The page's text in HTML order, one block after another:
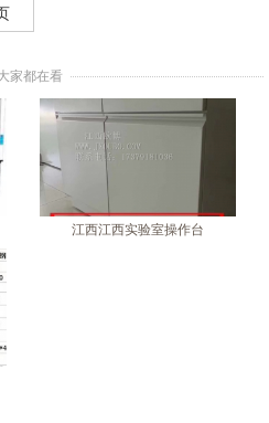
家都在看
江西江西实验室操作台